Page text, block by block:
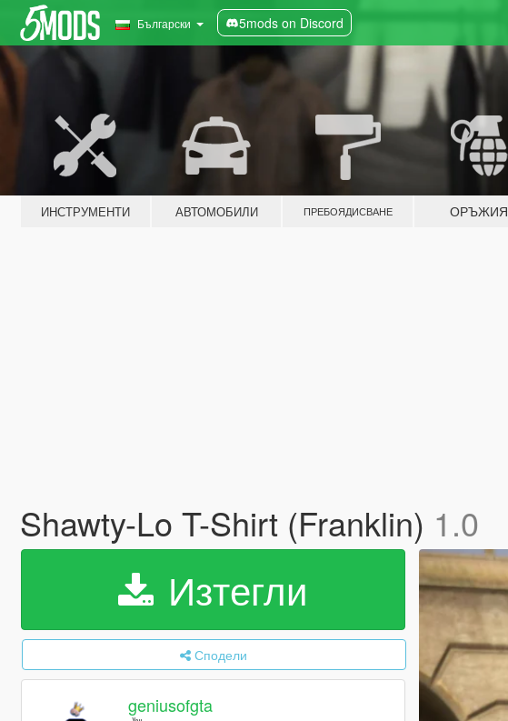
Български 5mods on Discord
ИНСТРУМЕНТИ АВТОМОБИЛИ ПРЕБОЯДИСВАНЕ ОРЪЖИЯ
Shawty-Lo T-Shirt (Franklin) 1.0
Изтегли
Сподели
geniusofgta